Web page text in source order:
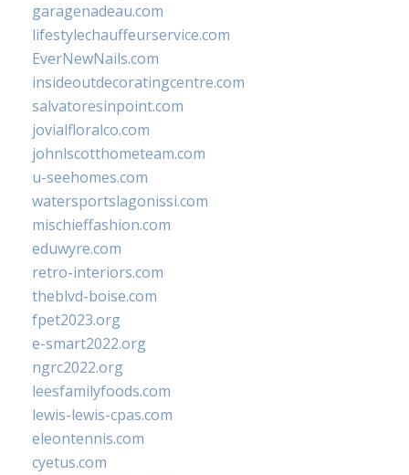
garagenadeau.com
lifestylechauffeurservice.com
EverNewNails.com
insideoutdecoratingcentre.com
salvatoresinpoint.com
jovialfloralco.com
johnlscotthometeam.com
u-seehomes.com
watersportslagonissi.com
mischieffashion.com
eduwyre.com
retro-interiors.com
theblvd-boise.com
fpet2023.org
e-smart2022.org
ngrc2022.org
leesfamilyfoods.com
lewis-lewis-cpas.com
eleontennis.com
cyetus.com